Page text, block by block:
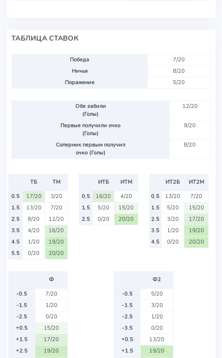
ТАБЛИЦА СТАВОК
Победа
7/20
Ничья
8/20
Поражение
5/20
Обе забили
(Голы)
12/20
Первые получили очко
(Голы)
9/20
Соперник первым получил
очко (Голы)
8/20
ТБ
ТМ
0.5
17/20
3/20
1.5
13/20
7/20
2.5
8/20
12/20
3.5
4/20
16/20
4.5
1/20
19/20
5.5
0/20 20/20
ИТБ
ИТМ
0.5
16/20
4/20
1.5
5/20
15/20
2.5
0/20 20/20
ИТ2Б
ИТ2М
0.5
13/20
7/20
1.5
5/20
15/20
2.5
3/20
17/20
3.5
1/20
19/20
4.5
0/20 20/20
Ф
-0.5
7/20
-1.5
1/20
-2.5
0/20
+0.5
15/20
+1.5
17/20
+2.5
19/20
Ф2
-0.5
5/20
-1.5
3/20
-2.5
1/20
-3.5
0/20
+0.5
13/20
+1.5
19/20